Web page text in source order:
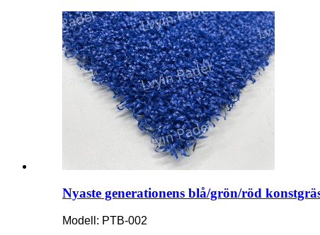
Nyaste generationens blå/grön/röd
Modell: PTB-002